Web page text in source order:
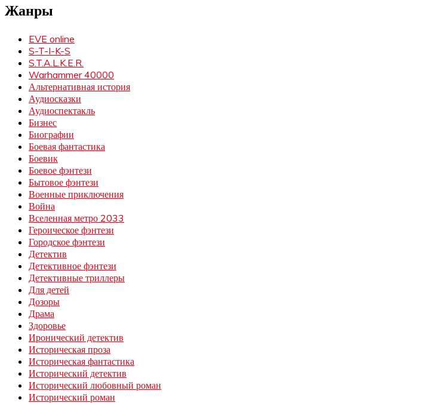
Жанры
EVE online
S-T-I-K-S
S.T.A.L.K.E.R.
Warhammer 40000
Альтернативная история
Аудиосказки
Аудиоспектакль
Бизнес
Биографии
Боевая фантастика
Боевик
Боевое фэнтези
Бытовое фэнтези
Военные приключения
Война
Вселенная метро 2033
Героическое фэнтези
Городское фэнтези
Детектив
Детективное фэнтези
Детективные триллеры
Для детей
Дозоры
Драма
Здоровье
Иронический детектив
Историческая проза
Историческая фантастика
Исторический детектив
Исторический любовный роман
Исторический роман